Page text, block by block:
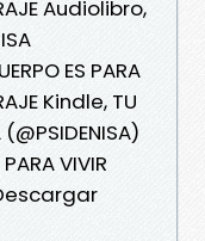
Audiolibro,
ES PARA
Kindle, TU
(@PSIDENISA)
VIVIR
Descargar